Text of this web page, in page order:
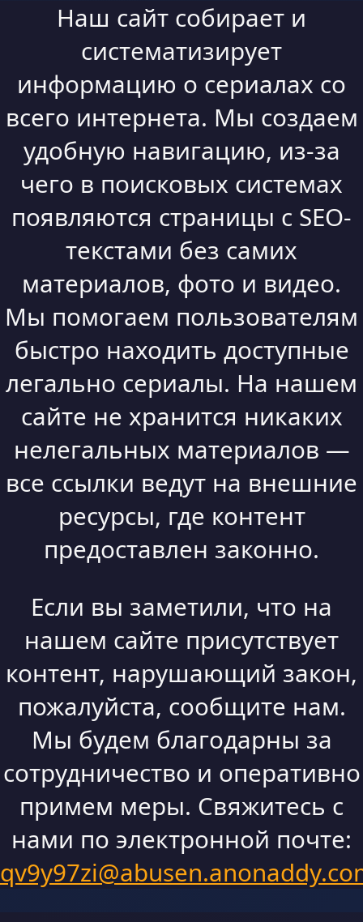
Наш сайт собирает и
систематизирует
информацию о сериалах со
всего интернета. Мы создаем
удобную навигацию, из-за
чего в поисковых системах
появляются страницы с SEO-
текстами без самих
материалов, фото и видео.
Мы помогаем пользователям
быстро находить доступные
легально сериалы. На нашем
сайте не хранится никаких
нелегальных материалов —
все ссылки ведут на внешние
ресурсы, где контент
предоставлен законно.
Если вы заметили, что на
нашем сайте присутствует
контент, нарушающий закон,
пожалуйста, сообщите нам.
Мы будем благодарны за
сотрудничество и оперативно
примем меры. Свяжитесь с
нами по электронной почте: